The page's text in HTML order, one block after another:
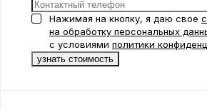
Нажимая на кнопку, я даю свое
на обработку персональных
с условиями политики